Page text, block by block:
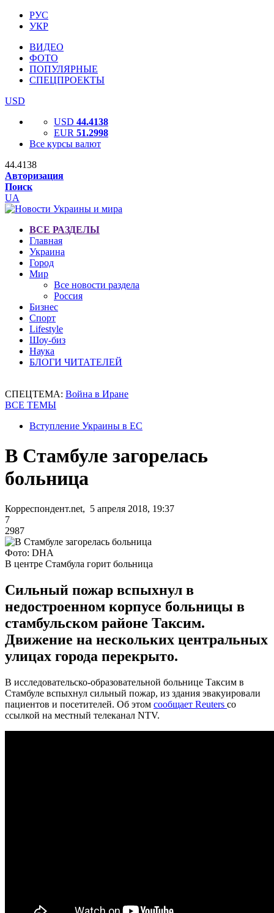
РУС
УКР
ВИДЕО
ФОТО
ПОПУЛЯРНЫЕ
СПЕЦПРОЕКТЫ
USD
USD 44.4138
EUR 51.2998
Все курсы валют
44.4138
Авторизация
Поиск
UA
ВСЕ РАЗДЕЛЫ
Главная
Украина
Город
Мир
Все новости раздела
Россия
Бизнес
Спорт
Lifestyle
Шоу-биз
Наука
БЛОГИ ЧИТАТЕЛЕЙ
СПЕЦТЕМА: Война в Иране
ВСЕ ТЕМЫ
Вступление Украины в ЕС
В Стамбуле загорелась
больница
Корреспондент.net, 5 апреля 2018, 19:37
7
2987
Фото: DHA
В центре Стамбула горит больница
Сильный пожар вспыхнул в
недостроенном корпусе больницы в
стамбульском районе Таксим.
Движение на нескольких центральных
улицах города перекрыто.
В исследовательско-образовательной больнице Таксим в
Стамбуле вспыхнул сильный пожар, из здания эвакуировали
пациентов и посетителей. Об этом сообщает Reuters со
ссылкой на местный телеканал NTV.